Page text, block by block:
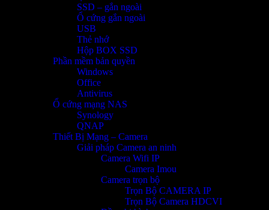
SSD – gắn ngoài
Ổ cứng gắn ngoài
USB
Thẻ nhớ
Hộp BOX SSD
Phần mềm bản quyền
Windows
Office
Antivirus
Ổ cứng mạng NAS
Synology
QNAP
Thiết Bị Mạng – Camera
Giải pháp Camera an ninh
Camera Wifi IP
Camera Imou
Camera trọn bộ
Trọn Bộ CAMERA IP
Trọn Bộ Camera HDCVI